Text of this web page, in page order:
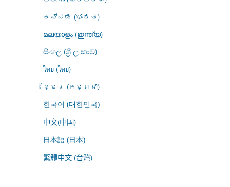
ಕನ್ನಡ (ಭಾರತ)
മലയാളം (ഇന്ത്യ)
සිංහල (ශ්‍රී ලංකාව)
ไทย (ไทย)
ខ្មែរ (កម្ពុជា)
한국어 (대한민국)
中文(中国)
日本語 (日本)
繁體中文 (台灣)